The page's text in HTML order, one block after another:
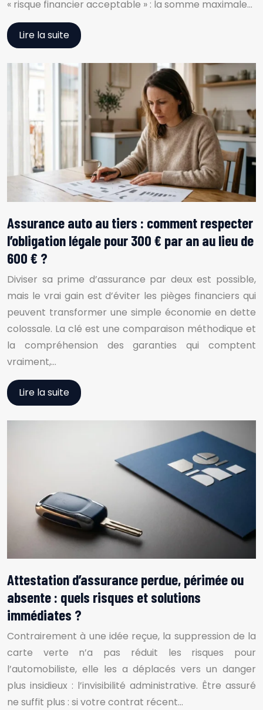
« risque financier acceptable » : la somme maximale…
Lire la suite
Assurance auto au tiers : comment respecter
l’obligation légale pour 300 € par an au lieu de
600 € ?
Diviser sa prime d’assurance par deux est possible,
mais le vrai gain est d’éviter les pièges financiers qui
peuvent transformer une simple économie en dette
colossale. La clé est une comparaison méthodique et
la compréhension des garanties qui comptent
vraiment,…
Lire la suite
Attestation d’assurance perdue, périmée ou
absente : quels risques et solutions
immédiates ?
Contrairement à une idée reçue, la suppression de la
carte verte n’a pas réduit les risques pour
l’automobiliste, elle les a déplacés vers un danger
plus insidieux : l’invisibilité administrative. Être assuré
ne suffit plus : si votre contrat récent…